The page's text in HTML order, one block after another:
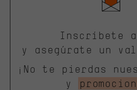
Inscríbete
y asegúrate un
¡No te pierdas
y